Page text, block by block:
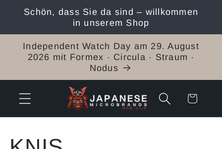
zum
Schön, dass Sie da sind – willkommen
in unserem Shop
Independent Watch Day am 29. August
2026 mit Formex · Circula · Straum ·
Nodus
Warenkorb